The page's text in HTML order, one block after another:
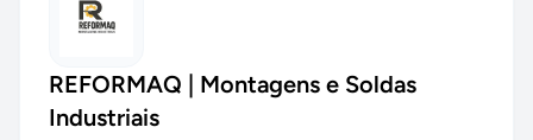
REFORMAQ | Montagens e Soldas
Industriais